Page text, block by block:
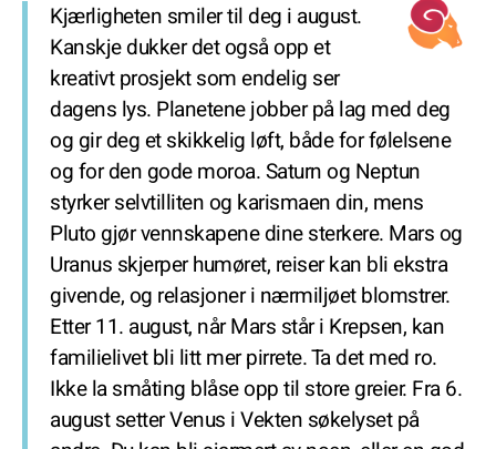
Kjærligheten smiler til deg i august.
Kanskje dukker det også opp et
kreativt prosjekt som endelig ser
dagens lys. Planetene jobber på lag med deg
og gir deg et skikkelig løft, både for følelsene
og for den gode moroa. Saturn og Neptun
styrker selvtilliten og karismaen din, mens
Pluto gjør vennskapene dine sterkere. Mars og
Uranus skjerper humøret, reiser kan bli ekstra
givende, og relasjoner i nærmiljøet blomstrer.
Etter 11. august, når Mars står i Krepsen, kan
familielivet bli litt mer pirrete. Ta det med ro.
Ikke la småting blåse opp til store greier. Fra 6.
august setter Venus i Vekten søkelyset på